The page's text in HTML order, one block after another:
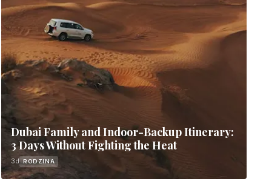
Dubai Family and Indoor-Backup Itinerary:
3 Days Without Fighting the Heat
3d RODZINA